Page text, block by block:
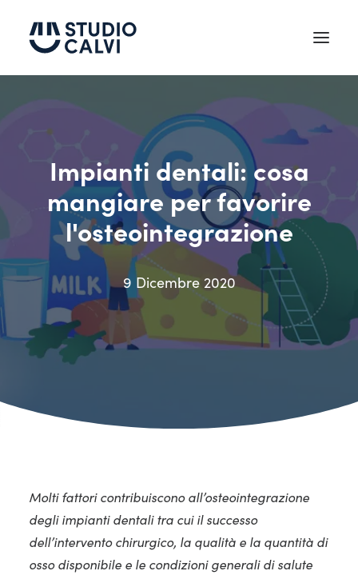
Trattamenti
Tecnologie
News
Contatti
Impianti dentali: cosa
mangiare per favorire
l'osteointegrazione
9 Dicembre 2020
Molti fattori contribuiscono all’osteointegrazione
degli impianti dentali tra cui il successo
dell’intervento chirurgico, la qualità e la quantità di
osso disponibile e le condizioni generali di salute